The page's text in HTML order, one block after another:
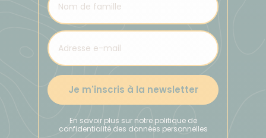
Je m'inscris à la newsletter
En savoir plus sur notre politique de
confidentialité des données personnelles